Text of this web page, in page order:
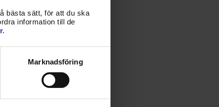
bästa sätt, för att du ska
information till de
Marknadsföring